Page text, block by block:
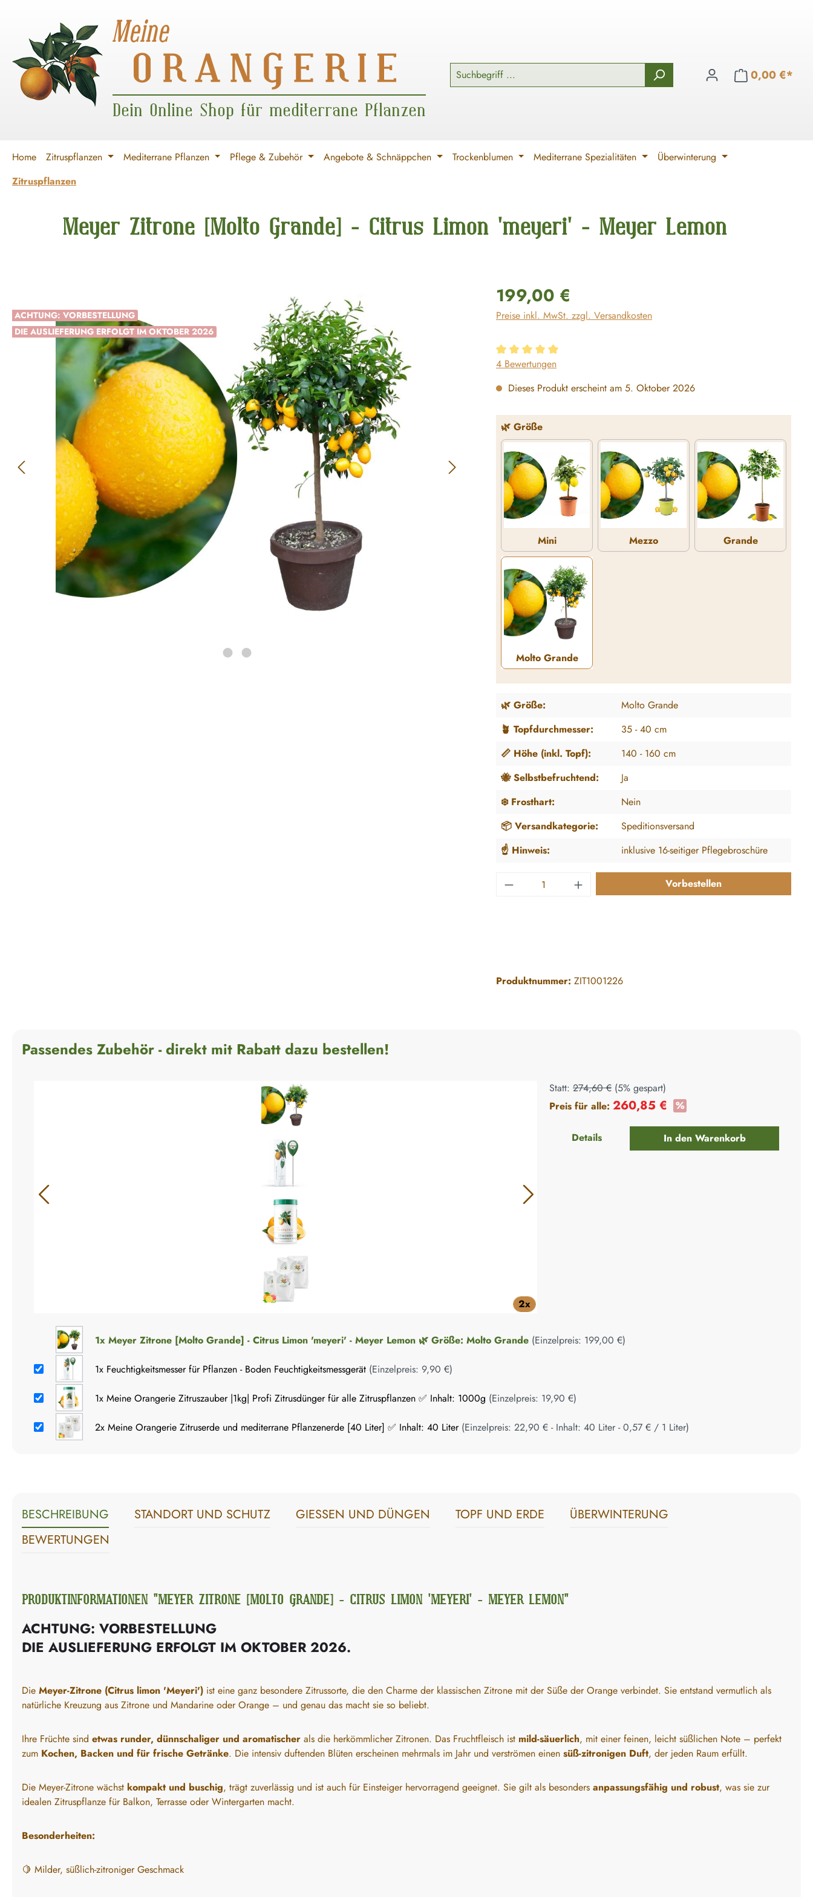
Dein Online Shop für mediterrane Pflanzen
0,00 €*
Home Zitruspflanzen Mediterrane Pflanzen Pflege & Zubehör Angebote & Schnäppchen Trockenblumen Mediterrane Spezialitäten
Überwinterung
Zitruspflanzen
Meyer Zitrone [Molto Grande] - Citrus Limon 'meyeri' - Meyer Lemon
ACHTUNG: VORBESTELLUNG
DIE AUSLIEFERUNG ERFOLGT IM OKTOBER 2026
Regulärer Preis:
199,00 €
Preise inkl. MwSt. zzgl. Versandkosten
Durchschnittliche Bewertung von 5 von 5 Sternen
4 Bewertungen
Dieses Produkt erscheint am 5. Oktober 2026
🌿 Größeauswählen
Mini
Mini
Mezzo
Grande
Molto Grande
🌿 Größe:
Molto Grande
🪴 Topfdurchmesser:
35 - 40 cm
📏 Höhe (inkl. Topf):
140 - 160 cm
🐝 Selbstbefruchtend:
Ja
❄️ Frosthart:
Nein
📦 Versandkategorie:
Speditionsversand
☝️ Hinweis:
inklusive 16-seitiger Pflegebroschüre
Produkt Anzahl: Gib den gewünschten Wert ein
Vorbestellen
Produktnummer: ZIT1001226
Passendes Zubehör - direkt mit Rabatt dazu bestellen!
2x
Statt: 274,60 € (5% gespart)
Preis für alle: 260,85 € %
Details In den Warenkorb
1x Meyer Zitrone [Molto Grande] - Citrus Limon 'meyeri' - Meyer Lemon 🌿 Größe: Molto Grande (Einzelpreis: 199,00 €)
1x Feuchtigkeitsmesser für Pflanzen - Boden Feuchtigkeitsmessgerät (Einzelpreis: 9,90 €)
1x Meine Orangerie Zitruszauber |1kg| Profi Zitrusdünger für alle Zitruspflanzen ✅ Inhalt: 1000g (Einzelpreis: 19,90 €)
2x Meine Orangerie Zitruserde und mediterrane Pflanzenerde [40 Liter] ✅ Inhalt: 40 Liter (Einzelpreis: 22,90 € - Inhalt: 40 Liter -0,57 € / 1 Liter)
BESCHREIBUNG STANDORT UND SCHUTZ GIESSEN UND DÜNGEN TOPF UND ERDE
ÜBERWINTERUNG
BEWERTUNGEN
PRODUKTINFORMATIONEN "MEYER ZITRONE [MOLTO GRANDE] - CITRUS LIMON 'MEYERI' - MEYER LEMON"
ACHTUNG: VORBESTELLUNG
DIE AUSLIEFERUNG ERFOLGT IM OKTOBER 2026.
Die Meyer-Zitrone (Citrus limon 'Meyeri') ist eine ganz besondere Zitrussorte, die den Charme der klassischen Zitrone mit der Süße der Orange verbindet. Sie entstand vermutlich als
natürliche Kreuzung aus Zitrone und Mandarine oder Orange – und genau das macht sie so beliebt.
Ihre Früchte sind etwas runder, dünnschaliger und aromatischer als die herkömmlicher Zitronen. Das Fruchtfleisch ist mild-säuerlich, mit einer feinen, leicht süßlichen Note – perfekt
zum Kochen, Backen und für frische Getränke. Die intensiv duftenden Blüten erscheinen mehrmals im Jahr und verströmen einen süß-zitronigen Duft, der jeden Raum erfüllt.
Die Meyer-Zitrone wächst kompakt und buschig, trägt zuverlässig und ist auch für Einsteiger hervorragend geeignet. Sie gilt als besonders anpassungsfähig und robust, was sie zur
idealen Zitruspflanze für Balkon, Terrasse oder Wintergarten macht.
Besonderheiten:
🍋 Milder, süßlich-zitroniger Geschmack